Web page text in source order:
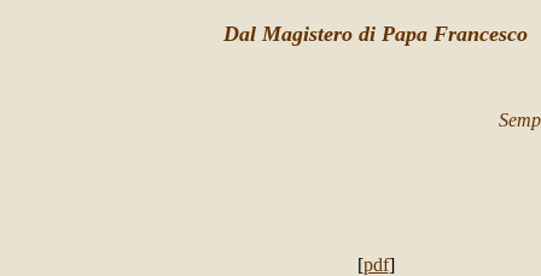
Dal Magistero di Papa Francesco
[pdf]